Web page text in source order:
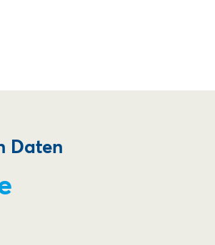
Daten